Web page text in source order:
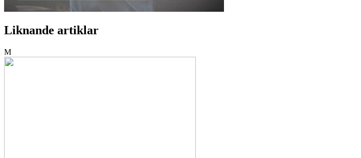
Liknande artiklar
M